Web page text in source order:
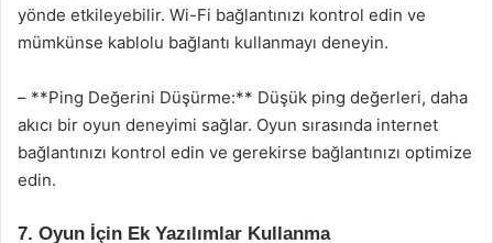
yönde etkileyebilir. Wi-Fi bağlantınızı kontrol edin ve
mümkünse kablolu bağlantı kullanmayı deneyin.
– **Ping Değerini Düşürme:** Düşük ping değerleri, daha
akıcı bir oyun deneyimi sağlar. Oyun sırasında internet
bağlantınızı kontrol edin ve gerekirse bağlantınızı optimize
edin.
7. Oyun İçin Ek Yazılımlar Kullanma